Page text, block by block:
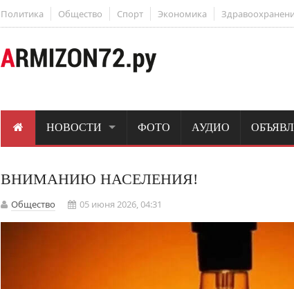
Политика Общество Спорт Экономика
НОВОСТИ ФОТО АУДИО
ВНИМАНИЮ НАСЕЛЕНИЯ!
Общество 05 июня 2026, 04:31